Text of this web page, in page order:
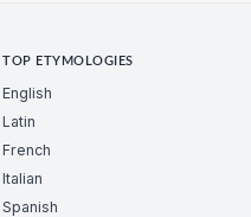
TOP ETYMOLOGIES
English
Latin
French
Italian
Spanish